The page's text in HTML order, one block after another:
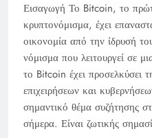
Εισαγωγή Το Bitcoin, το
κρυπτονόμισμα, έχει
οικονομία από την ίδρυσή
νόμισμα που λειτουργεί σε
το Bitcoin έχει προσελκύσει
επιχειρήσεων και
σημαντικό θέμα συζήτησης
σήμερα. Είναι ζωτικής